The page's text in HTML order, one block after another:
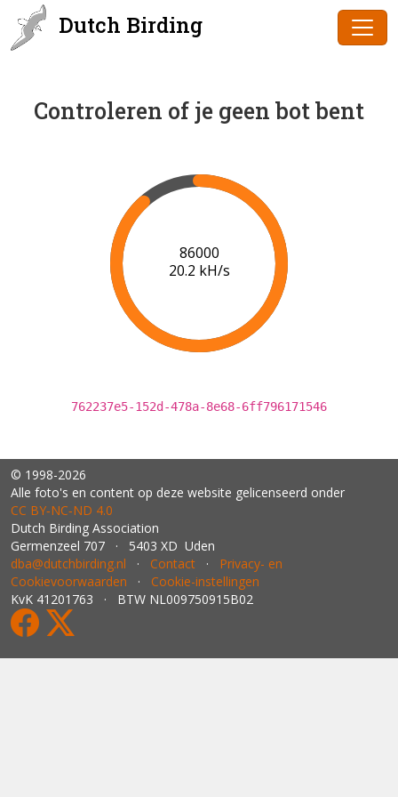
Dutch Birding
Controleren of je geen bot bent
87000
20.2 kH/s
762237e5-152d-478a-8e68-6ff796171546
© 1998-2026
Alle foto's en content op deze website gelicenseerd onder
CC BY‑NC‑ND 4.0
Dutch Birding Association
Germenzeel 707 · 5403 XD Uden
dba@dutchbirding.nl · Contact · Privacy- en
Cookievoorwaarden · Cookie-instellingen
KvK 41201763 · BTW NL009750915B02